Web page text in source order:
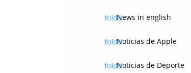
News in english
Noticias de Apple
Noticias de Deporte